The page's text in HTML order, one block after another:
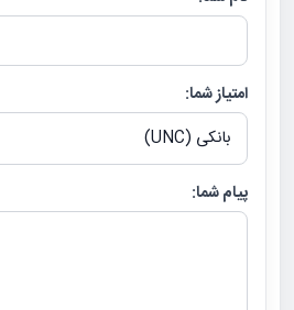
امتیاز شما:
پیام شما: